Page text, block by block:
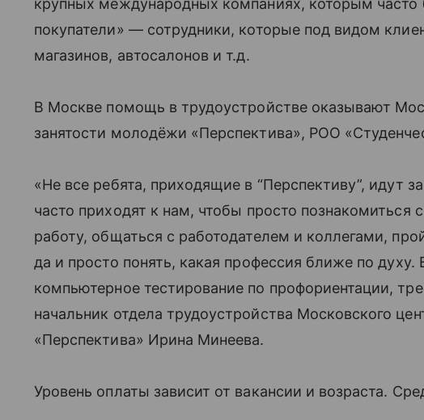
крупных международных компаниях, которым
покупатели» — сотрудники, которые под видом
магазинов, автосалонов и т.д.
В Москве помощь в трудоустройстве оказывают
занятости молодёжи «Перспектива», РОО
«Не все ребята, приходящие в “Перспективу”, идут
часто приходят к нам, чтобы просто познакомиться
работу, общаться с работодателем и коллегами,
да и просто понять, какая профессия ближе по
компьютерное тестирование по профориентации,
начальник отдела трудоустройства Московского
«Перспектива» Ирина Минеева.
Уровень оплаты зависит от вакансии и возраста.